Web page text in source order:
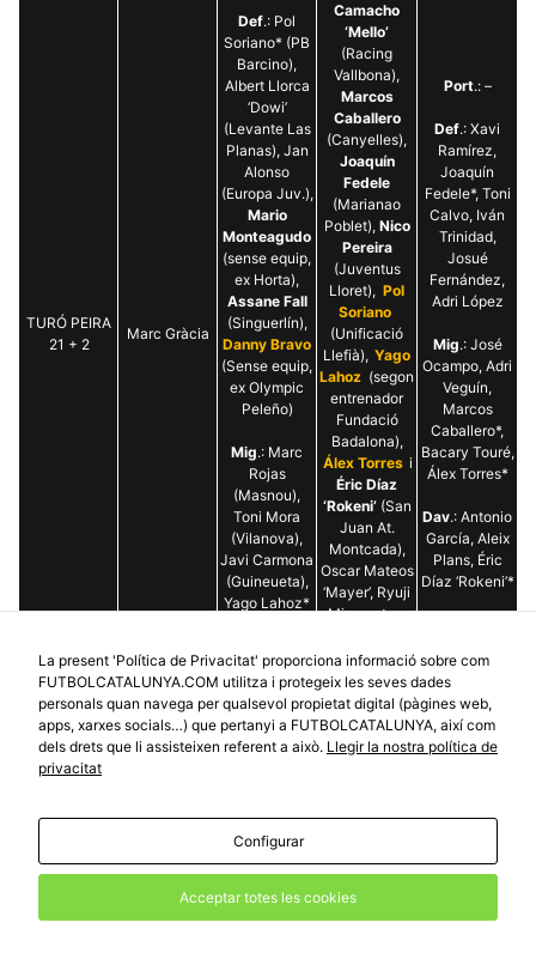
TURÓ PEIRA
21 + 2
Marc Gràcia
Def.: Pol
Soriano* (PB
Barcino),
Albert Llorca
‘Dowi’
(Levante Las
Planas), Jan
Alonso
(Europa Juv.),
Mario
Monteagudo
(sense equip,
ex Horta),
Assane Fall
(Singuerlín),
Danny Bravo
(Sense equip,
ex Olympic
Peleño)
Mig.: Marc
Rojas
(Masnou),
Toni Mora
(Vilanova),
Javi Carmona
(Guineueta),
Yago Lahoz*
Dav .: Joan
Camacho
‘Mello’*
(Periso FC),
Kevin Ruiz
Albert
Gutiérrez
(Sarrià),
Obispo
(Cardedeu)
Camacho
‘Mello’
(Racing
Vallbona),
Marcos
Caballero
(Canyelles),
Joaquín
Fedele
(Marianao
Poblet), Nico
Pereira
(Juventus
Lloret), Pol
Soriano
(Unificació
Llefià), Yago
Lahoz (segon
entrenador
Fundació
Badalona),
Álex Torres i
Éric Díaz
‘Rokeni’(San
Juan At.
Montcada),
Oscar Mateos
‘Mayer’, Ryuji
Miyamatsu,
Polezhaev,
Isaac Lara,
Zeyad Younis,
Juan
Rodríguez,
Dennis
Albuja, Sebas
Port.: –
Def.: Xavi
Ramírez,
Joaquín
Fedele*, Toni
Calvo, Iván
Trinidad,
Josué
Fernández,
Adri López
Mig.: José
Ocampo, Adri
Veguín,
Marcos
Caballero*,
Bacary Touré,
Álex Torres*
Dav.: Antonio
García, Aleix
Plans, Éric
Díaz ‘Rokeni’*
La present 'Política de Privacitat' proporciona informació sobre com
FUTBOLCATALUNYA.COM utilitza i protegeix les seves dades
personals quan navega per qualsevol propietat digital (pàgines web,
apps, xarxes socials…) que pertanyi a FUTBOLCATALUNYA, així com
dels drets que li assisteixen referent a això. Llegir la nostra política de
privacitat
Configurar
Acceptar totes les cookies